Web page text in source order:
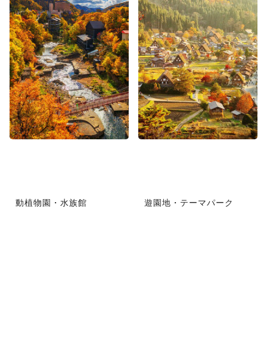
動植物園・水族館 遊園地・テーマパーク